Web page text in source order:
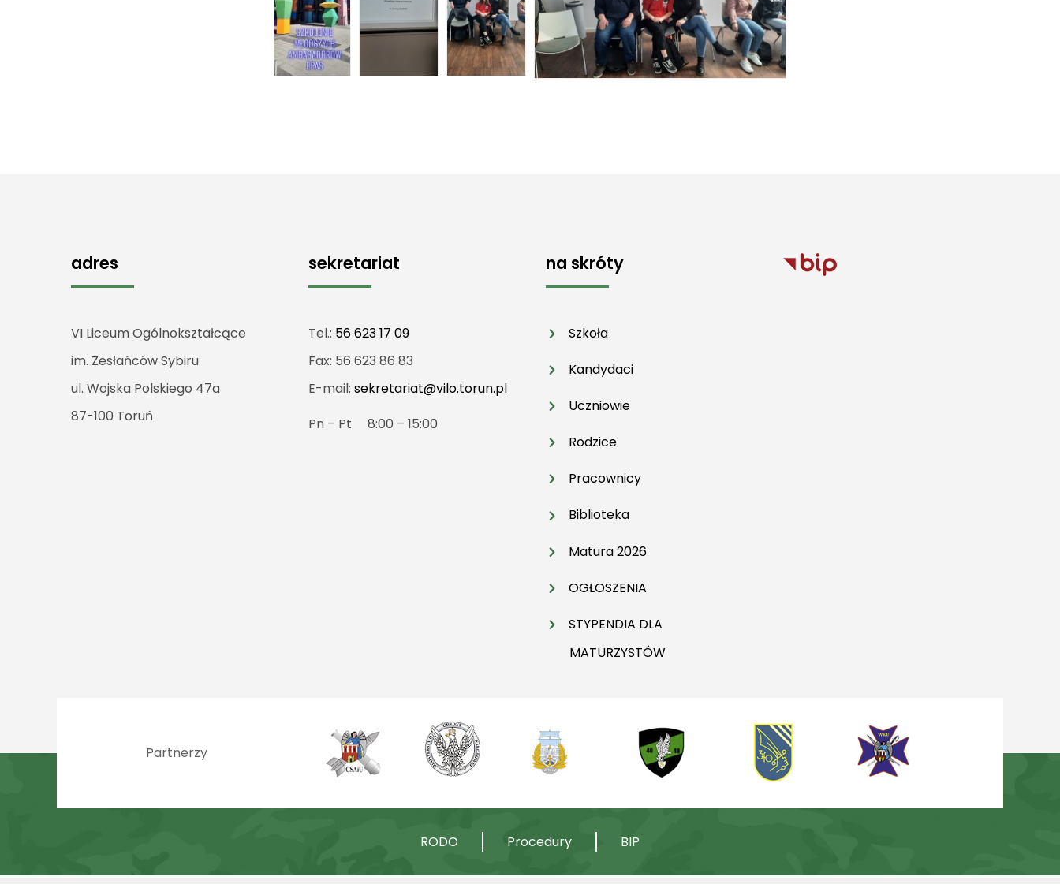
adres
VI Liceum Ogólnokształcące
im. Zesłańców Sybiru
ul. Wojska Polskiego 47a
87-100 Toruń
sekretariat
Tel.: 56 623 17 09
Fax: 56 623 86 83
E-mail: sekretariat@vilo.torun.pl
Pn – Pt 8:00 – 15:00
na skróty
Szkoła
Kandydaci
Uczniowie
Rodzice
Pracownicy
Biblioteka
Matura 2026
OGŁOSZENIA
STYPENDIA DLA
MATURZYSTÓW
Partnerzy
RODO Procedury BIP